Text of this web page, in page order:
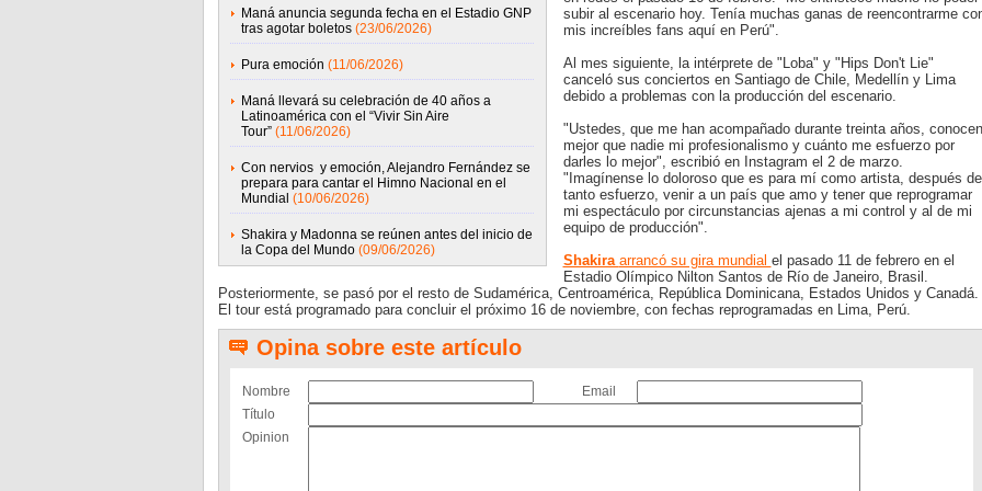
Maná anuncia segunda fecha en el Estadio GNP
tras agotar boletos (23/06/2026)
Pura emoción (11/06/2026)
Maná llevará su celebración de 40 años a
Latinoamérica con el “Vivir Sin Aire
Tour” (11/06/2026)
Con nervios y emoción, Alejandro Fernández se
prepara para cantar el Himno Nacional en el
Mundial (10/06/2026)
Shakira y Madonna se reúnen antes del inicio de
la Copa del Mundo (09/06/2026)
subir al escenario hoy. Tenía muchas ganas de reencontrarme
mis increíbles fans aquí en Perú".
Al mes siguiente, la intérprete de "Loba" y "Hips Don't Lie"
canceló sus conciertos en Santiago de Chile, Medellín y Lima
debido a problemas con la producción del escenario.
"Ustedes, que me han acompañado durante treinta años, conocen
mejor que nadie mi profesionalismo y cuánto me esfuerzo por
darles lo mejor", escribió en Instagram el 2 de marzo.
"Imagínense lo doloroso que es para mí como artista, después de
tanto esfuerzo, venir a un país que amo y tener que reprogramar
mi espectáculo por circunstancias ajenas a mi control y al de mi
equipo de producción".
Shakira arrancó su gira mundial el pasado 11 de febrero en el
Estadio Olímpico Nilton Santos de Río de Janeiro, Brasil.
Posteriormente, se pasó por el resto de Sudamérica, Centroamérica, República Dominicana, Estados Unidos y Canadá.
El tour está programado para concluir el próximo 16 de noviembre, con fechas reprogramadas en Lima, Perú.
Opina sobre este artículo
Nombre
Email
Título
Opinion